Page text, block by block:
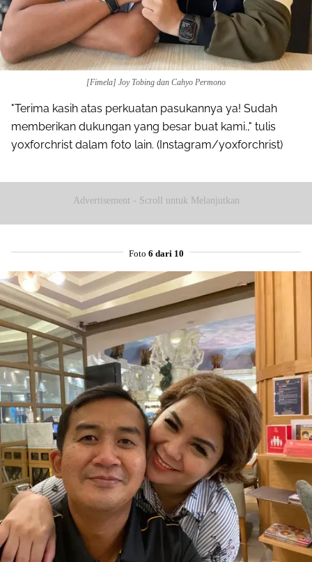
[Fimela] Joy Tobing dan Cahyo Permono
"Terima kasih atas perkuatan pasukannya ya! Sudah
memberikan dukungan yang besar buat kami.," tulis
yoxforchrist dalam foto lain. (Instagram/yoxforchrist)
Advertisement - Scroll untuk Melanjutkan
Foto 6 dari 10
Share to others